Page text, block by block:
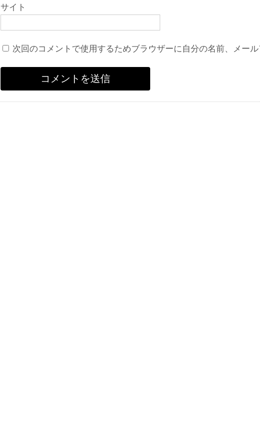
サイト
次回のコメントで使用するためブラウザーに自分の名前、メー